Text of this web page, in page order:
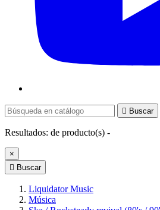
 Buscar
Resultados: de producto(s) -
×
 Buscar
Liquidator Music
Música